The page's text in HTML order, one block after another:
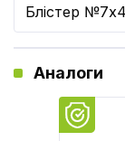
Блістер №7x4
Аналоги